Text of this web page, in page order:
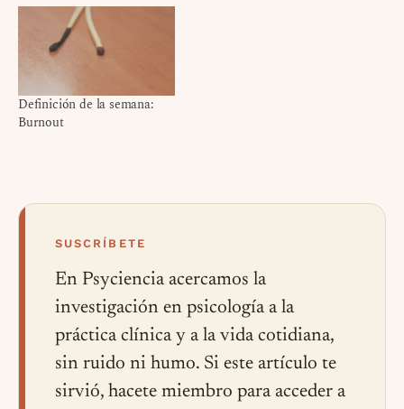
Definición de la semana:
Burnout
SUSCRÍBETE
En Psyciencia acercamos la
investigación en psicología a la
práctica clínica y a la vida cotidiana,
sin ruido ni humo. Si este artículo te
sirvió, hacete miembro para acceder a